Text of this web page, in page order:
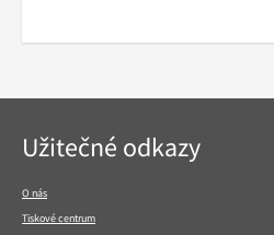
Navigace
v
Užitečné odkazy
O nás
Tiskové centrum